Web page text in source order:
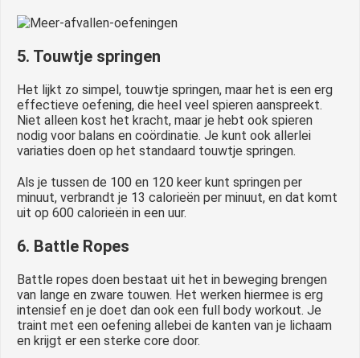
5. Touwtje springen
Het lijkt zo simpel, touwtje springen, maar het is een erg
effectieve oefening, die heel veel spieren aanspreekt.
Niet alleen kost het kracht, maar je hebt ook spieren
nodig voor balans en coördinatie. Je kunt ook allerlei
variaties doen op het standaard touwtje springen.
Als je tussen de 100 en 120 keer kunt springen per
minuut, verbrandt je 13 calorieën per minuut, en dat komt
uit op 600 calorieën in een uur.
6. Battle Ropes
Battle ropes doen bestaat uit het in beweging brengen
van lange en zware touwen. Het werken hiermee is erg
intensief en je doet dan ook een full body workout. Je
traint met een oefening allebei de kanten van je lichaam
en krijgt er een sterke core door.